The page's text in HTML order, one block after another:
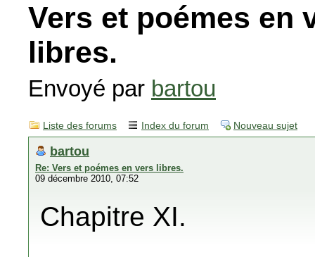
Vers et poémes en
libres.
Envoyé par bartou
Liste des forums Index du forum Nouveau sujet
bartou
Re: Vers et poémes en vers libres.
09 décembre 2010, 07:52
Chapitre XI.